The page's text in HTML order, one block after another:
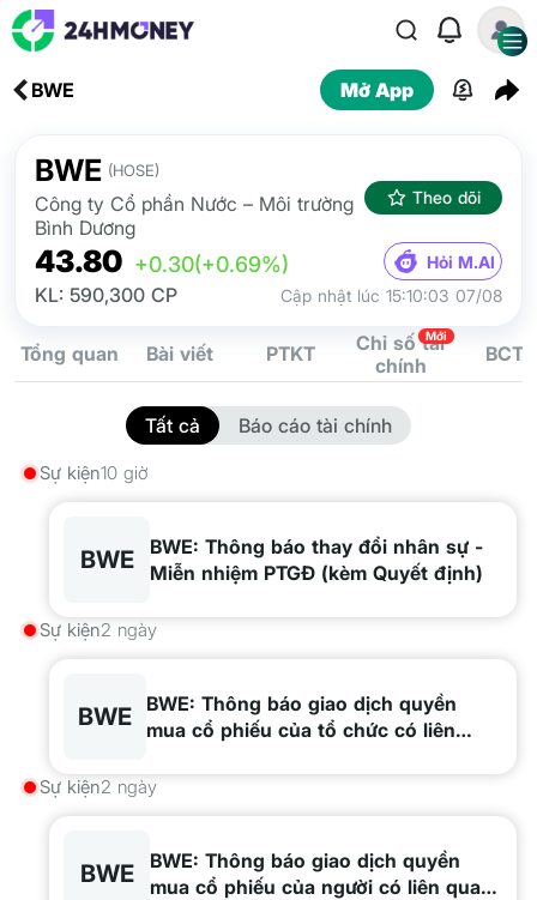
BWE Mở App
BWE (HOSE)
Công ty Cổ phần Nước – Môi trường
Bình Dương
Theo dõi
43.80 +0.30(+0.69%) Hỏi M.AI
KL: 590,300 CP Cập nhật lúc 15:10:03 07/08
Tổng quan Bài viết PTKT
Chỉ số tài
chính
Mới
BCTC
Tất cả Báo cáo tài chính
Sự kiện10 giờ
BWE
BWE: Thông báo thay đổi nhân sự -
Miễn nhiệm PTGĐ (kèm Quyết định)
Sự kiện2 ngày
BWE
BWE: Thông báo giao dịch quyền
mua cổ phiếu của tổ chức có liên
phần Tân Thanh, BCH Công đoàn
Sự kiện2 ngày
BWE
BWE: Thông báo giao dịch quyền
mua cổ phiếu của người có liên quan